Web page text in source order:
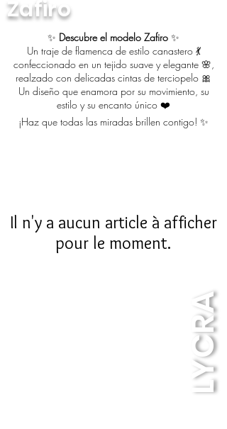
Zafiro
✨ Descubre el modelo Zafiro ✨
Un traje de flamenca de estilo canastero 💃
confeccionado en un tejido suave y elegante 🌸,
realzado con delicadas cintas de terciopelo 🎀
Un diseño que enamora por su movimiento, su
estilo y su encanto único ❤️
¡Haz que todas las miradas brillen contigo! ✨
Il n'y a aucun article à afficher
pour le moment.
LYCRA